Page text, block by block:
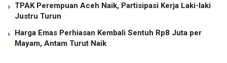
TPAK Perempuan Aceh Naik, Partisipasi Kerja Laki-laki
Justru Turun
Harga Emas Perhiasan Kembali Sentuh Rp8 Juta per
Mayam, Antam Turut Naik